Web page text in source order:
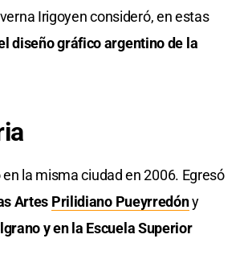
Irigoyen consideró, en estas
diseño gráfico argentino de la
la misma ciudad en 2006. Egresó
Artes Prilidiano Pueyrredóny
y en la Escuela Superior